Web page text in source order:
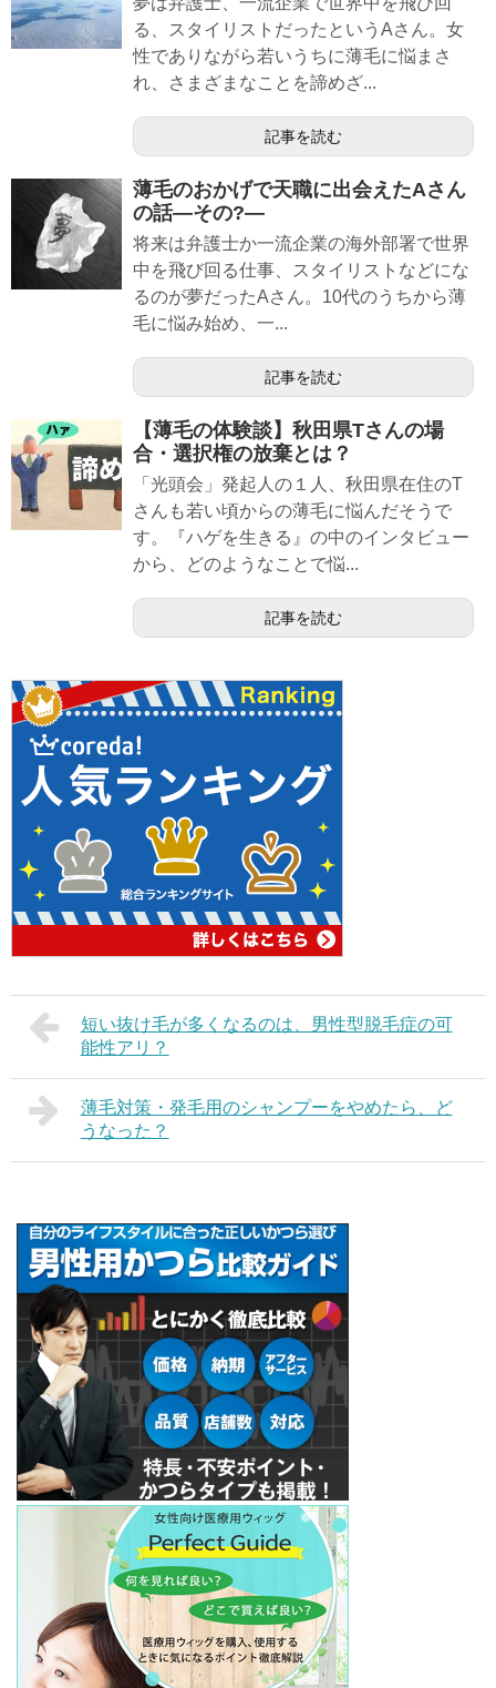
る、スタイリストだったというAさん。女
性でありながら若いうちに薄毛に悩まさ
れ、さまざまなことを諦めざ...
記事を読む
薄毛のおかげで天職に出会えたAさん
の話―その?―
将来は弁護士か一流企業の海外部署で世界
中を飛び回る仕事、スタイリストなどにな
るのが夢だったAさん。10代のうちから薄
毛に悩み始め、一...
記事を読む
【薄毛の体験談】秋田県Tさんの場
合・選択権の放棄とは？
「光頭会」発起人の１人、秋田県在住のT
さんも若い頃からの薄毛に悩んだそうで
す。『ハゲを生きる』の中のインタビュー
から、どのようなことで悩...
記事を読む
短い抜け毛が多くなるのは、男性型脱毛症の可
能性アリ？
薄毛対策・発毛用のシャンプーをやめたら、ど
うなった？